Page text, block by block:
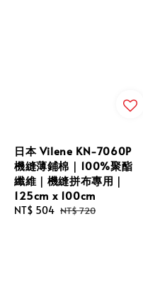
日本 Vilene KN-7060P
機縫薄鋪棉｜100%聚酯
纖維｜機縫拼布專用｜
125cm x 100cm
Sale
NT$ 504 Regular
NT$ 720